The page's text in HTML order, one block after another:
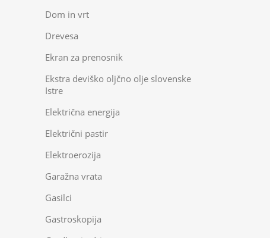
Dom in vrt
Drevesa
Ekran za prenosnik
Ekstra deviško oljčno olje slovenske
Istre
Električna energija
Električni pastir
Elektroerozija
Garažna vrata
Gasilci
Gastroskopija